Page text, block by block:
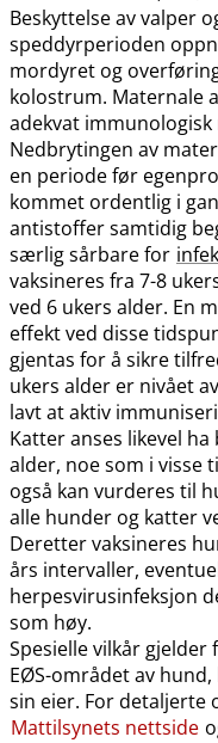
Beskyttelse av valper
speddyrperioden
mordyret og
kolostrum. Maternale
adekvat immunologisk
Nedbrytingen av
en periode før
kommet ordentlig i
antistoffer samtidig
særlig sårbare for
vaksineres fra 7-8
ved 6 ukers alder. En
effekt ved disse
gjentas for å sikre
ukers alder er nivået
lavt at aktiv
Katter anses likevel
alder, noe som i visse
også kan vurderes til
alle hunder og katter
Deretter vaksineres
års intervaller,
herpesvirusinfeksjon
som høy.
Spesielle vilkår
EØS-området av
sin eier. For detaljerte
Mattilsynets nettside